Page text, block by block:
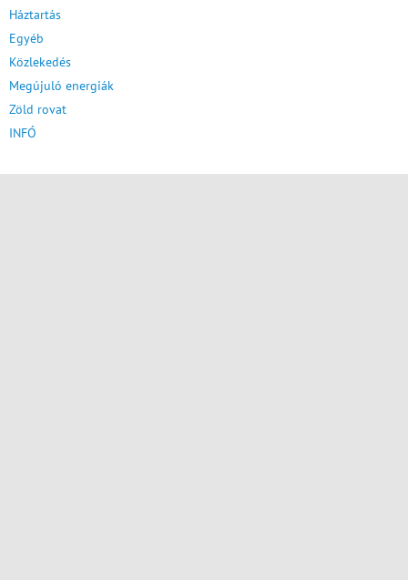
Háztartás
Egyéb
Közlekedés
Megújuló energiák
Zöld rovat
INFÓ